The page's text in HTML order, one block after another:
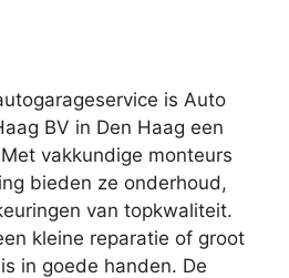
is Auto
BV in Den Haag een
vakkundige monteurs
bieden ze onderhoud,
van topkwaliteit.
kleine reparatie of groot
in goede handen. De